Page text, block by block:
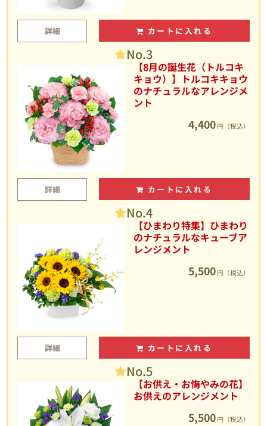
詳細 カートに入れる
No.3
【8月の誕生花（トルコキ
キョウ）】トルコキキョウ
のナチュラルなアレンジメ
ント
4,400 円（税込）
詳細 カートに入れる
No.4
【ひまわり特集】ひまわり
のナチュラルなキューブア
レンジメント
5,500 円（税込）
詳細 カートに入れる
No.5
【お供え・お悔やみの花】
お供えのアレンジメント
5,500 円（税込）